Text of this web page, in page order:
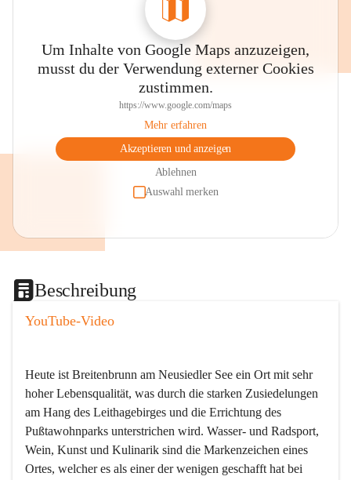
Um Inhalte von Google Maps anzuzeigen,
musst du der Verwendung externer Cookies
zustimmen.
https://www.google.com/maps
Mehr erfahren
Akzeptieren und anzeigen
Ablehnen
Auswahl merken
Beschreibung
YouTube-Video
Heute ist Breitenbrunn am Neusiedler See ein Ort mit sehr
hoher Lebensqualität, was durch die starken Zusiedelungen
am Hang des Leithagebirges und die Errichtung des
Pußtawohnparks unterstrichen wird. Wasser- und Radsport,
Wein, Kunst und Kulinarik sind die Markenzeichen eines
Ortes, welcher es als einer der wenigen geschafft hat bei